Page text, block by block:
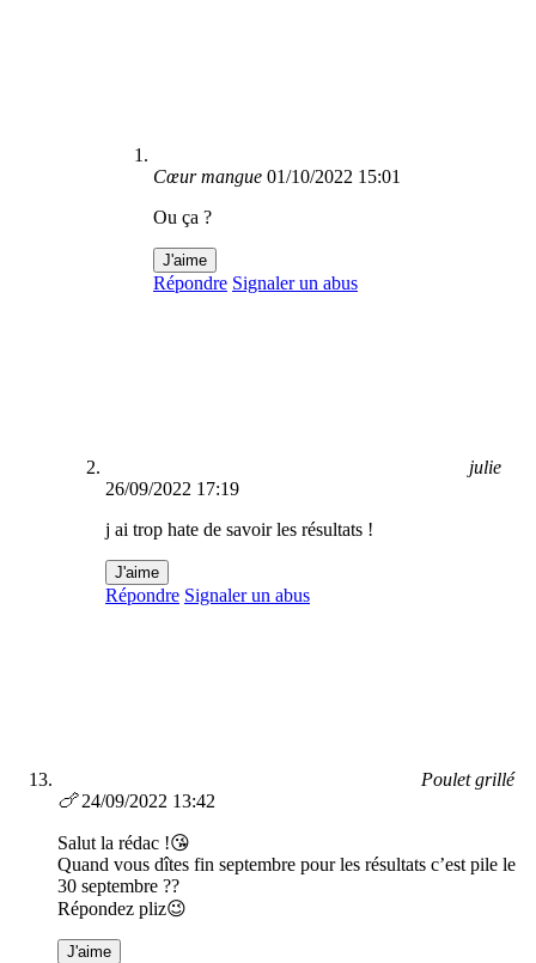
Cœur mangue 01/10/2022 15:01
Ou ça ?
J'aime
Répondre Signaler un abus
julie
26/09/2022 17:19
j ai trop hate de savoir les résultats !
J'aime
Répondre Signaler un abus
Poulet grillé
🍗 24/09/2022 13:42
Salut la rédac !😘
Quand vous dîtes fin septembre pour les résultats c’est pile le
30 septembre ??
Répondez pliz😉
J'aime